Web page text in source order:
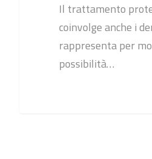
Il trattamento
coinvolge anche i
rappresenta per
possibilità…